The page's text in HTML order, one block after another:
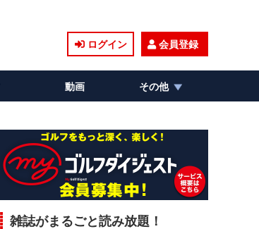
ログイン 会員登録
動画 その他
雑誌がまるごと読み放題！